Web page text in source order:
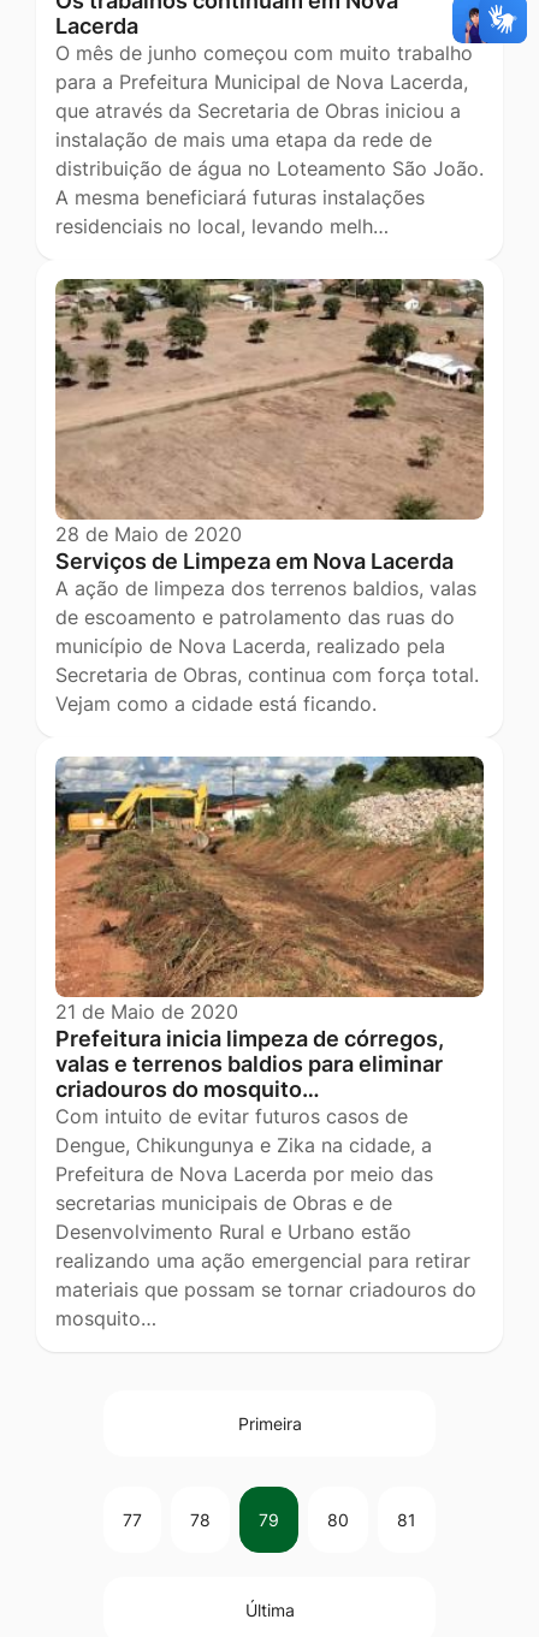
Lacerda
O mês de junho começou com muito trabalho
para a Prefeitura Municipal de Nova Lacerda,
que através da Secretaria de Obras iniciou a
instalação de mais uma etapa da rede de
distribuição de água no Loteamento São João.
A mesma beneficiará futuras instalações
residenciais no local, levando melh…
28 de Maio de 2020
Serviços de Limpeza em Nova Lacerda
A ação de limpeza dos terrenos baldios, valas
de escoamento e patrolamento das ruas do
município de Nova Lacerda, realizado pela
Secretaria de Obras, continua com força total.
Vejam como a cidade está ficando.
21 de Maio de 2020
Prefeitura inicia limpeza de córregos,
valas e terrenos baldios para eliminar
criadouros do mosquito…
Com intuito de evitar futuros casos de
Dengue, Chikungunya e Zika na cidade, a
Prefeitura de Nova Lacerda por meio das
secretarias municipais de Obras e de
Desenvolvimento Rural e Urbano estão
realizando uma ação emergencial para retirar
materiais que possam se tornar criadouros do
mosquito…
Primeira
77 78 79 80 81
Última